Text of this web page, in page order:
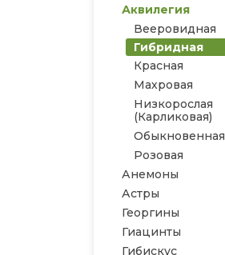
Аквилегия
Вееровидная
Гибридная
Красная
Махровая
Низкорослая
(Карликовая)
Обыкновенная
Розовая
Анемоны
Астры
Георгины
Гиацинты
Гибискус